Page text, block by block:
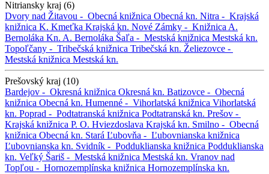
Nitriansky kraj (6)
Dvory nad Žitavou - Obecná knižnica Obecná kn. Nitra - Krajská
knižnica K. Kmeťka Krajská kn. Nové Zámky - Knižnica A.
Bernoláka Kn. A. Bernoláka Šaľa - Mestská knižnica Mestská kn.
Topoľčany - Tribečská knižnica Tribečská kn. Želiezovce -
Mestská knižnica Mestská kn.
Prešovský kraj (10)
Bardejov - Okresná knižnica Okresná kn. Batizovce - Obecná
knižnica Obecná kn. Humenné - Vihorlatská knižnica Vihorlatská
kn. Poprad - Podtatranská knižnica Podtatranská kn. Prešov -
Krajská knižnica P. O. Hviezdoslava Krajská kn. Smilno - Obecná
knižnica Obecná kn. Stará Ľubovňa - Ľubovnianska knižnica
Ľubovnianska kn. Svidník - Podduklianska knižnica Podduklianska
kn. Veľký Šariš - Mestská knižnica Mestská kn. Vranov nad
Topľou - Hornozemplínska knižnica Hornozemplínska kn.